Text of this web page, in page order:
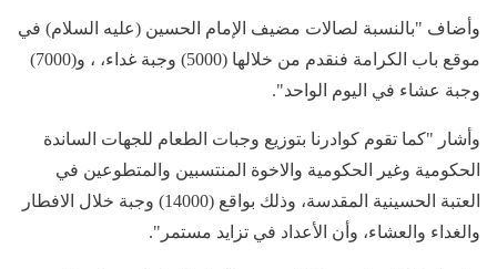
وأضاف "بالنسبة لصالات مضيف الإمام الحسين (عليه السلام) في
موقع باب الكرامة فنقدم من خلالها (5000) وجبة غداء، ، و(7000)
وجبة عشاء في اليوم الواحد".
وأشار "كما تقوم كوادرنا بتوزيع وجبات الطعام للجهات الساندة
الحكومية وغير الحكومية والاخوة المنتسبين والمتطوعين في
العتبة الحسينية المقدسة، وذلك بواقع (14000) وجبة خلال الافطار
والغداء والعشاء، وأن الأعداد في تزايد مستمر".